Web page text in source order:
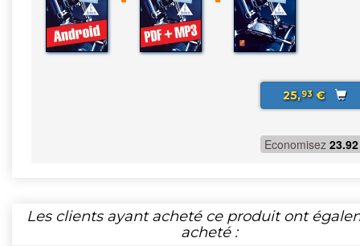
25,93€
Economisez 23.92
Les clients ayant acheté ce produit ont
acheté :